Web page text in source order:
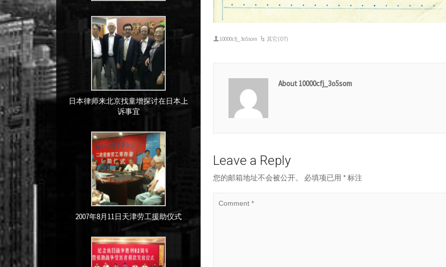
日本律师来北京找童增探讨在日本上
诉事宜
2007年8月11日天津劳工援助仪式
10000cfj_3o5som 其它(OT)
About 10000cfj_3o5som
Leave a Reply
您的邮箱地址不会被公开。 必填项已用 *标注